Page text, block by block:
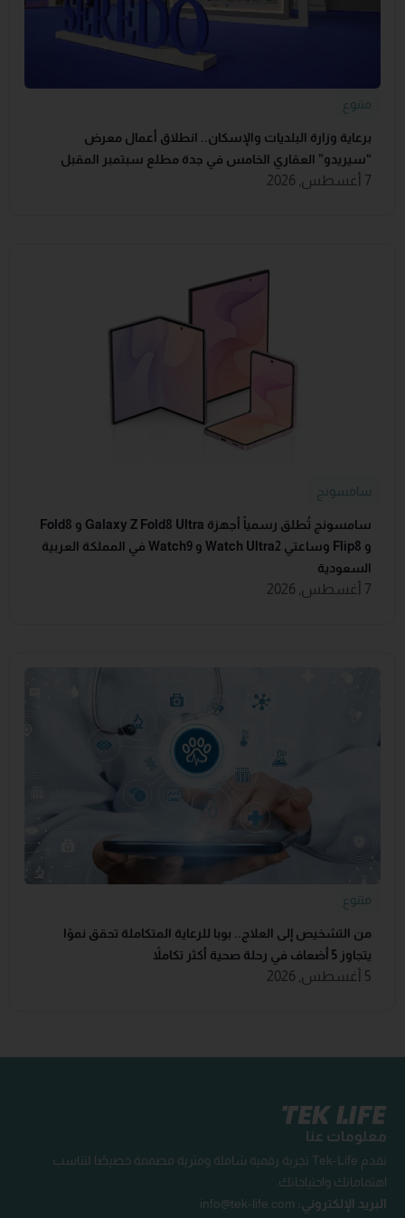
متنوع
برعاية وزارة البلديات والإسكان.. انطلاق أعمال معرض
“سيريدو” العقاري الخامس في جدة مطلع سبتمبر المقبل
7 أغسطس, 2026
سامسونج
سامسونج تُطلق رسمياً أجهزة Galaxy Z Fold8 Ultra و Fold8
و Flip8 وساعتي Watch Ultra2 و Watch9 في المملكة العربية
السعودية
7 أغسطس, 2026
متنوع
من التشخيص إلى العلاج.. بوبا للرعاية المتكاملة تحقق نموًا
يتجاوز 5 أضعاف في رحلة صحية أكثر تكاملاً
5 أغسطس, 2026
معلومات عنا
تقدم Tek-Life تجربة رقمية شاملة ومثرية مصممة خصيصًا لتناسب
اهتماماتك واحتياجاتك.
البريد الإلكتروني: info@tek-life.com